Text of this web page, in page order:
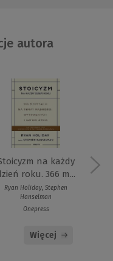
autora
na każdy
roku. 366 m...
Ryan Holiday, Stephen
Hanselman
Onepress
Więcej